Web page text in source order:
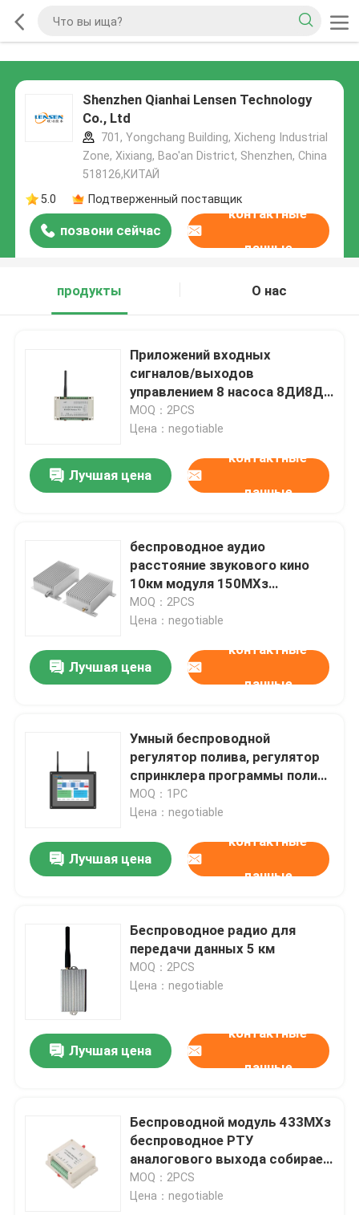
Shenzhen Qianhai Lensen Technology
Co., Ltd
701, Yongchang Building, Xicheng Industrial
Zone, Xixiang, Bao'an District, Shenzhen, China
518126,КИТАЙ
5.0
Подтверженный поставщик
позвони сейчас
контактные
данные
продукты О нас
Приложений входных
сигналов/выходов
управлением 8 насоса 8ДИ8ДО
беспроводное Модбус РТУ
беспроводное белых
MOQ：2PCS
Цена：negotiable
Лучшая цена
контактные
данные
беспроводное аудио
расстояние звукового кино
10км модуля 150МХз
беспроводное Валкие голоса
ВХФ модуля 25В
MOQ：2PCS
Цена：negotiable
Лучшая цена
контактные
данные
Умный беспроводной
регулятор полива, регулятор
спринклера программы полива
беспроводной
MOQ：1PC
Цена：negotiable
Лучшая цена
контактные
данные
Беспроводное радио для
передачи данных 5 км
MOQ：2PCS
Цена：negotiable
Лучшая цена
контактные
данные
Беспроводной модуль 433МХз
беспроводное РТУ
аналогового выхода собирает
4-20мА, 0-5В, сигнал 0-10В
MOQ：2PCS
Цена：negotiable